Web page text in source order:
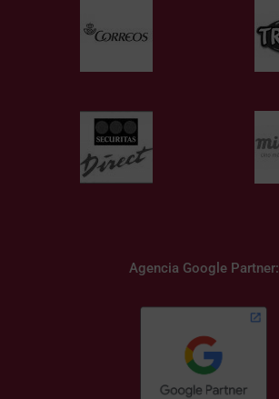
Agencia Google Partner: